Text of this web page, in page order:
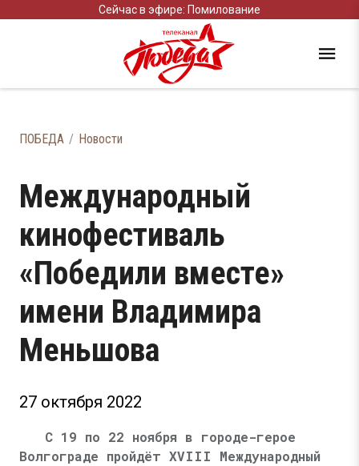
Сейчас в эфире: Помилование
ПОБЕДА Новости
Международный
кинофестиваль
«Победили вместе»
имени Владимира
Меньшова
27 октября 2022
С 19 по 22 ноября в городе-герое
Волгограде пройдёт XVIII Международный